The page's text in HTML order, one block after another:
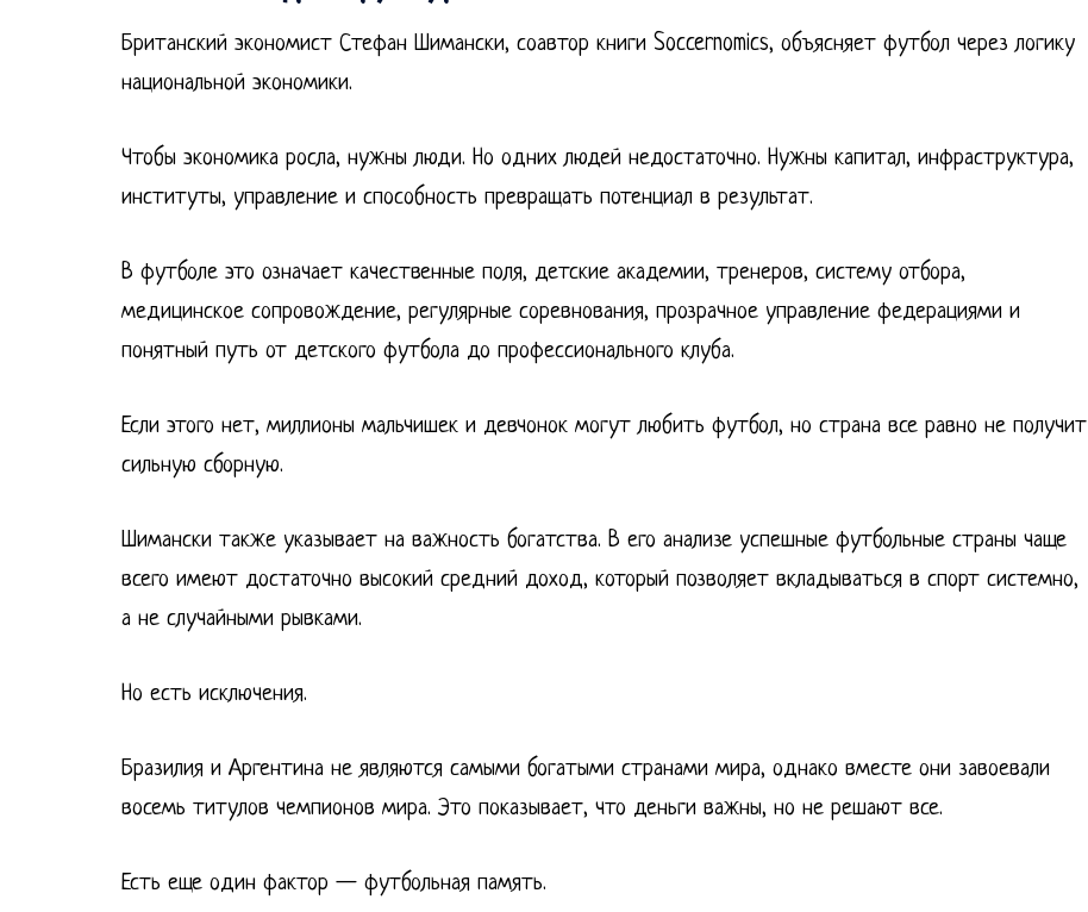
Британский экономист Стефан Шимански, соавтор книги Soccernomics, объясняет футбол через логику
национальной экономики.
Чтобы экономика росла, нужны люди. Но одних людей недостаточно. Нужны капитал, инфраструктура,
институты, управление и способность превращать потенциал в результат.
В футболе это означает качественные поля, детские академии, тренеров, систему отбора,
медицинское сопровождение, регулярные соревнования, прозрачное управление федерациями и
понятный путь от детского футбола до профессионального клуба.
Если этого нет, миллионы мальчишек и девчонок могут любить футбол, но страна все равно не получит
сильную сборную.
Шимански также указывает на важность богатства. В его анализе успешные футбольные страны чаще
всего имеют достаточно высокий средний доход, который позволяет вкладываться в спорт системно,
а не случайными рывками.
Но есть исключения.
Бразилия и Аргентина не являются самыми богатыми странами мира, однако вместе они завоевали
восемь титулов чемпионов мира. Это показывает, что деньги важны, но не решают все.
Есть еще один фактор — футбольная память.